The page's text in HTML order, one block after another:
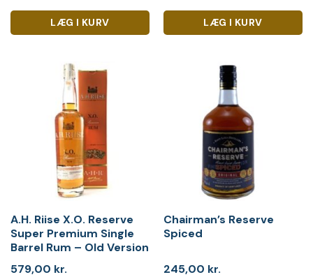
LÆG I KURV LÆG I KURV
A.H. Riise X.O. Reserve
Super Premium Single
Barrel Rum – Old Version
579,00 kr.
Chairman’s Reserve
Spiced
245,00 kr.